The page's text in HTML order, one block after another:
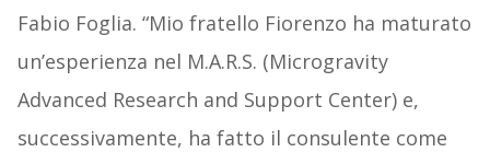
Fabio Foglia. “Mio fratello Fiorenzo ha maturato
un’esperienza nel M.A.R.S. (Microgravity
Advanced Research and Support Center) e,
successivamente, ha fatto il consulente come